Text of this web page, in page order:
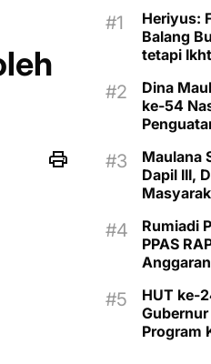
Heriyus:
Balang
tetapi
Dina
ke-54
Murung
Maulana
Dapil III,
Rumiadi
PPAS
HUT ke-
Program